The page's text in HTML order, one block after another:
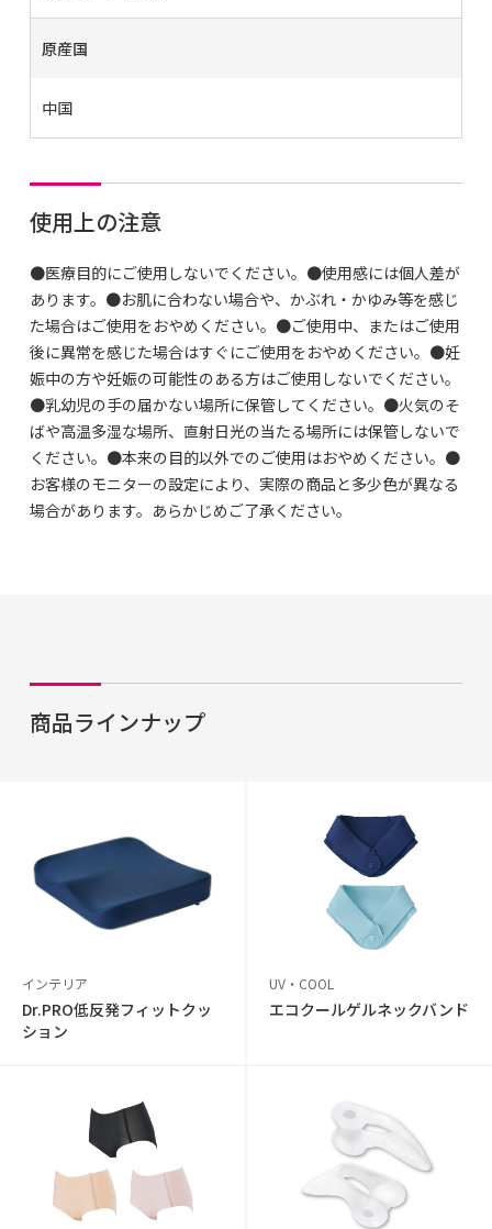
原産国
中国
使用上の注意
●医療目的にご使用しないでください。●使用感には個人差が
あります。●お肌に合わない場合や、かぶれ・かゆみ等を感じ
た場合はご使用をおやめください。●ご使用中、またはご使用
後に異常を感じた場合はすぐにご使用をおやめください。●妊
娠中の方や妊娠の可能性のある方はご使用しないでください。
●乳幼児の手の届かない場所に保管してください。●火気のそ
ばや高温多湿な場所、直射日光の当たる場所には保管しないで
ください。●本来の目的以外でのご使用はおやめください。●
お客様のモニターの設定により、実際の商品と多少色が異なる
場合があります。あらかじめご了承ください。
商品ラインナップ
インテリア
Dr.PRO低反発フィットクッ
ション
UV・COOL
エコクールゲルネックバンド